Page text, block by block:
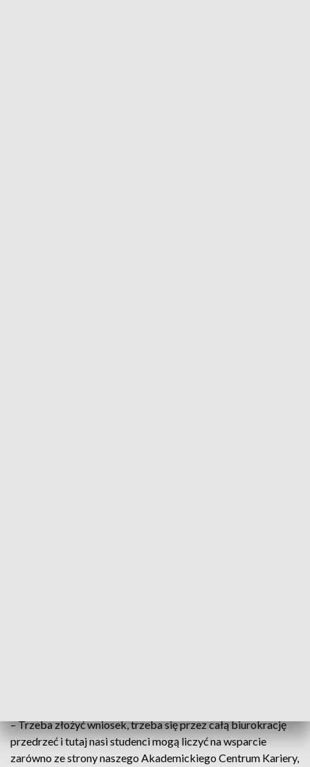
– Trzeba złożyć wniosek, trzeba się przez całą biurokrację
przedrzeć i tutaj nasi studenci mogą liczyć na wsparcie
zarówno ze strony naszego Akademickiego Centrum Kariery,